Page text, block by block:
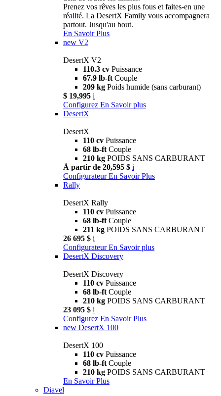
Prenez vos rêves les plus fous et faites-en une
réalité. La DesertX Family vous accompagnera
partout. Jusqu'au bout.
En Savoir Plus
new V2
DesertX V2
110.3 cv Puissance
67.9 lb-ft Couple
209 kg Poids humide (sans carburant)
$ 19,995 i
Configurez En Savoir plus
DesertX
DesertX
110 cv Puissance
68 lb-ft Couple
210 kg POIDS SANS CARBURANT
À partir de 20,595 $ i
Configurateur En Savoir Plus
Rally
DesertX Rally
110 cv Puissance
68 lb-ft Couple
211 kg POIDS SANS CARBURANT
26 695 $ i
Configurateur En Savoir plus
DesertX Discovery
DesertX Discovery
110 cv Puissance
68 lb-ft Couple
210 kg POIDS SANS CARBURANT
23 095 $ i
Configurez En Savoir Plus
new DesertX 100
DesertX 100
110 cv Puissance
68 lb-ft Couple
210 kg POIDS SANS CARBURANT
En Savoir Plus
Diavel